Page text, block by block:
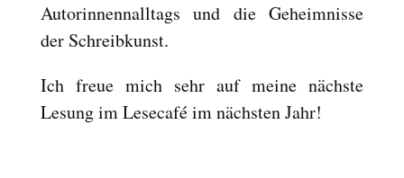
Autorinnennalltags und die Geheimnisse
der Schreibkunst.
Ich freue mich sehr auf meine nächste
Lesung im Lesecafé im nächsten Jahr!